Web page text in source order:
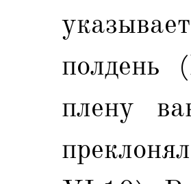
плену